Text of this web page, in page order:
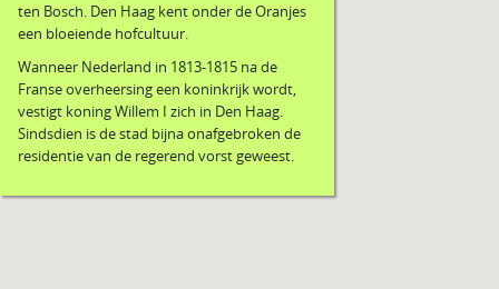
ten Bosch. Den Haag kent onder de Oranjes
een bloeiende hofcultuur.
Wanneer Nederland in 1813-1815 na de
Franse overheersing een koninkrijk wordt,
vestigt koning Willem I zich in Den Haag.
Sindsdien is de stad bijna onafgebroken de
residentie van de regerend vorst geweest.